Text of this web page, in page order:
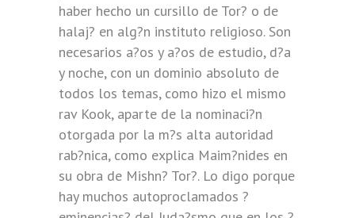
haber hecho un cursillo de Tor? o de
halaj? en alg?n instituto religioso. Son
necesarios a?os y a?os de estudio, d?a
y noche, con un dominio absoluto de
todos los temas, como hizo el mismo
rav Kook, aparte de la nominaci?n
otorgada por la m?s alta autoridad
rab?nica, como explica Maim?nides en
su obra de Mishn? Tor?. Lo digo porque
hay muchos autoproclamados ?